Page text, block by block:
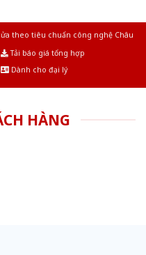
theo tiêu chuẩn công nghệ Châu
Tải báo giá tổng hợp
Dành cho đại lý
HÀNG